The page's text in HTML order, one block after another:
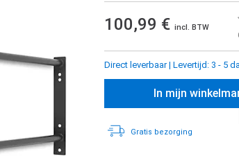
100,99 € incl. BTW
Direct leverbaar| Levertijd: 3 - 5
In mijn
Gratis bezorging